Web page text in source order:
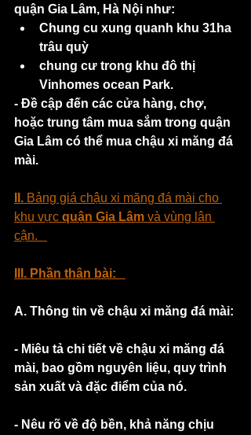
quận Gia Lâm, Hà Nội như:
Chung cu xung quanh khu 31ha
trâu quỳ
chung cư trong khu đô thị
Vinhomes ocean Park.
- Đề cập đến các cửa hàng, chợ,
hoặc trung tâm mua sắm trong quận
Gia Lâm có thể mua chậu xi măng đá
mài.
II. Bảng giá chậu xi măng đá mài cho
khu vực quận Gia Lâm và vùng lân
cận.
III. Phần thân bài:
A. Thông tin về chậu xi măng đá mài:
- Miêu tả chi tiết về chậu xi măng đá
mài, bao gồm nguyên liệu, quy trình
sản xuất và đặc điểm của nó.
- Nêu rõ về độ bền, khả năng chịu